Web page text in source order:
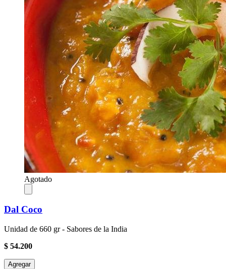
Agotado
Dal Coco
Unidad de 660 gr - Sabores de la India
$ 54.200
Agregar